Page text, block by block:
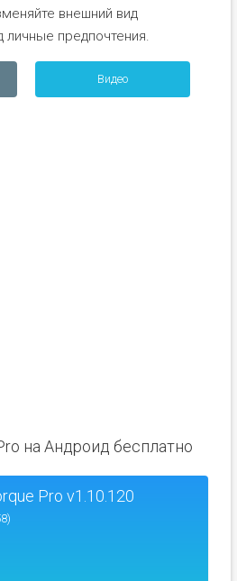
внешний вид
личные предпочтения.
Видео
на Андроид бесплатно
Pro v1.10.120